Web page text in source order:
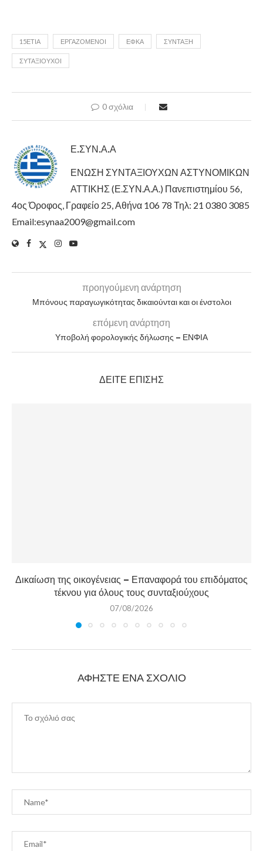
15ΕΤΊΑ ΕΡΓΑΖΌΜΕΝΟΙ ΕΦΚΑ ΣΎΝΤΑΞΗ
ΣΥΤΑΞΙΟΎΧΟΙ
0 σχόλια
Ε.ΣΥΝ.Α.Α
ΕΝΩΣΗ ΣΥΝΤΑΞΙΟΥΧΩΝ ΑΣΤΥΝΟΜΙΚΩΝ
ΑΤΤΙΚΗΣ (Ε.ΣΥΝ.Α.Α.) Πανεπιστημίου 56,
4ος Όροφος, Γραφείο 25, Αθήνα 106 78 Τηλ: 21 0380 3085
Email:esynaa2009@gmail.com
προηγούμενη ανάρτηση
Μπόνους παραγωγικότητας δικαιούνται και οι ένστολοι
επόμενη ανάρτηση
Υποβολή φορολογικής δήλωσης – ΕΝΦΙΑ
ΔΕΊΤΕ ΕΠΊΣΗΣ
Δικαίωση της οικογένειας – Επαναφορά του επιδόματος
τέκνου για όλους τους συνταξιούχους
07/08/2026
ΑΦΉΣΤΕ ΈΝΑ ΣΧΌΛΙΟ